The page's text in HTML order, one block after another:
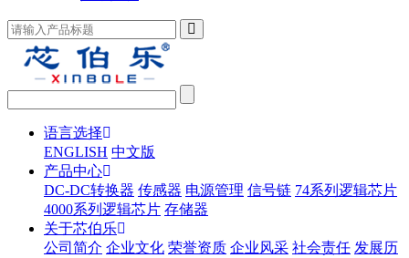
语言选择
ENGLISH 中文版
产品中心
DC-DC转换器 传感器 电源管理 信号链 74系列逻辑芯片
4000系列逻辑芯片 存储器
关于芯伯乐
公司简介 企业文化 荣誉资质 企业风采 社会责任 发展历